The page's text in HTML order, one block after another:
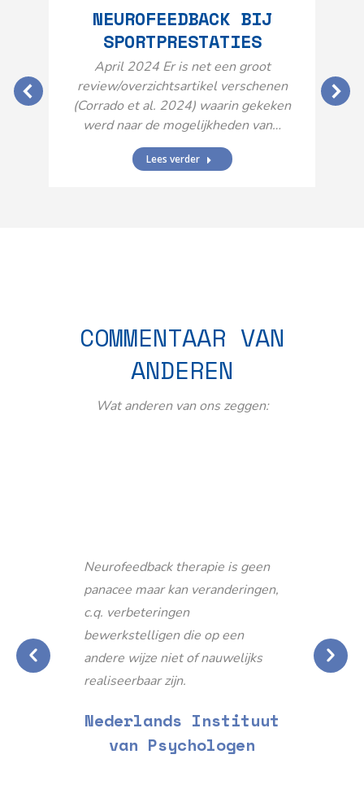
NEUROFEEDBACK BIJ
SPORTPRESTATIES
April 2024 Er is net een groot
review/overzichtsartikel verschenen
(Corrado et al. 2024) waarin gekeken
werd naar de mogelijkheden van…
Lees verder
COMMENTAAR VAN
ANDEREN
Wat anderen van ons zeggen:
Neurofeedback therapie is geen
panacee maar kan veranderingen,
c.q. verbeteringen
bewerkstelligen die op een
andere wijze niet of nauwelijks
realiseerbaar zijn.
Nederlands Instituut
van Psychologen